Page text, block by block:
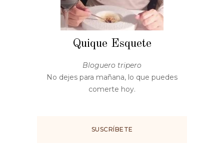
Quique Esquete
Bloguero tripero
No dejes para mañana, lo que puedes
comerte hoy.
SUSCRÍBETE